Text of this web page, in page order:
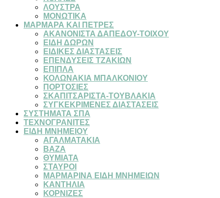
ΛΟΥΣΤΡΑ
ΜΟΝΩΤΙΚΑ
ΜΑΡΜΑΡΑ ΚΑΙ ΠΕΤΡΕΣ
ΑΚΑΝΟΝΙΣΤΑ ΔΑΠΕΔΟΥ-ΤΟΙΧΟΥ
ΕΙΔΗ ΔΩΡΩΝ
ΕΙΔΙΚΕΣ ΔΙΑΣΤΑΣΕΙΣ
ΕΠΕΝΔΥΣΕΙΣ ΤΖΑΚΙΩΝ
ΕΠΙΠΛΑ
ΚΟΛΩΝΑΚΙΑ ΜΠΑΛΚΟΝΙΟΥ
ΠΟΡΤΟΣΙΕΣ
ΣΚΑΠΙΤΣΑΡΙΣΤΑ-ΤΟΥΒΛΑΚΙΑ
ΣΥΓΚΕΚΡΙΜΕΝΕΣ ΔΙΑΣΤΑΣΕΙΣ
ΣΥΣΤΗΜΑΤΑ ΣΠΑ
ΤΕΧΝΟΓΡΑΝΙΤΕΣ
ΕΙΔΗ ΜΝΗΜΕΙΟΥ
ΑΓΑΛΜΑΤΑΚΙΑ
ΒΑΖΑ
ΘΥΜΙΑΤΑ
ΣΤΑΥΡΟΙ
ΜΑΡΜΑΡΙΝΑ ΕΙΔΗ ΜΝΗΜΕΙΩΝ
ΚΑΝΤΗΛΙΑ
ΚΟΡΝΙΖΕΣ